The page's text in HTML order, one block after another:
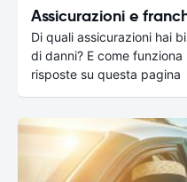
Assicurazioni e
Di quali assicurazioni hai
di danni? E come
risposte su questa pagina